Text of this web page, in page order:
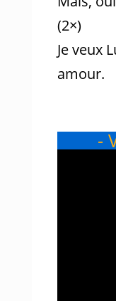
(2×)
Je veux
amour.
-